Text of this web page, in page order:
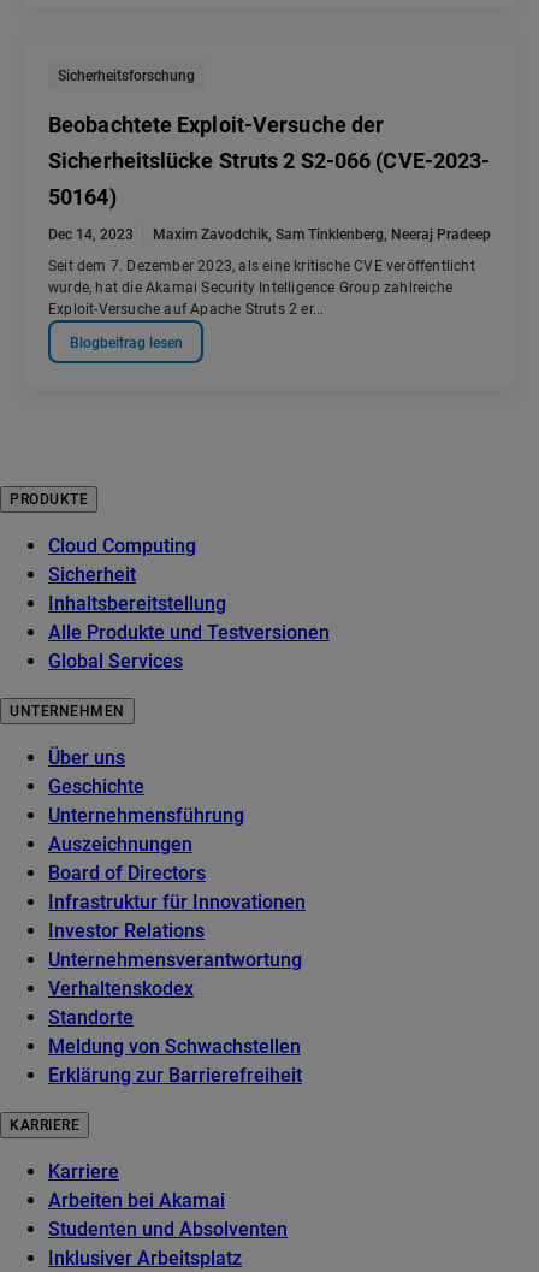
Sicherheitsforschung
Beobachtete Exploit-Versuche der
Sicherheitslücke Struts 2 S2-066 (CVE-2023-
50164)
Dec 14, 2023 Maxim Zavodchik, Sam Tinklenberg, Neeraj Pradeep
Seit dem 7. Dezember 2023, als eine kritische CVE veröffentlicht
wurde, hat die Akamai Security Intelligence Group zahlreiche
Exploit-Versuche auf Apache Struts 2 er...
Blogbeitrag lesen
PRODUKTE
Cloud Computing
Sicherheit
Inhaltsbereitstellung
Alle Produkte und Testversionen
Global Services
UNTERNEHMEN
Über uns
Geschichte
Unternehmensführung
Auszeichnungen
Board of Directors
Infrastruktur für Innovationen
Investor Relations
Unternehmensverantwortung
Verhaltenskodex
Standorte
Meldung von Schwachstellen
Erklärung zur Barrierefreiheit
KARRIERE
Karriere
Arbeiten bei Akamai
Studenten und Absolventen
Inklusiver Arbeitsplatz